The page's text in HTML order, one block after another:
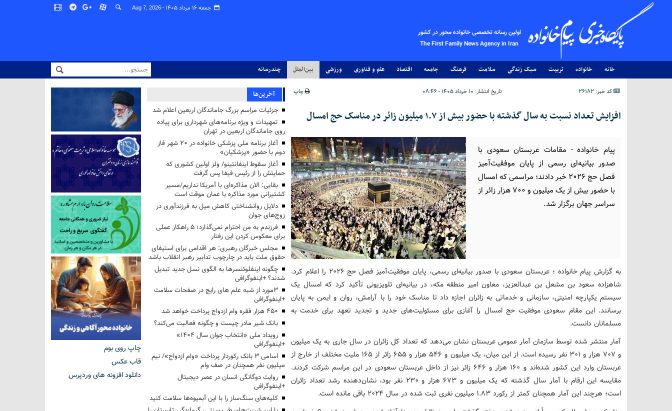
جمعه ۱۶ مرداد ۱۴۰۵ - Aug 7, 2026
اولین رسانه تخصصی خانواده محور در کشور
The First Family News Agency in Iran
خانه خانواده تربیت سبک زندگی سلامت فرهنگ جامعه اقتصاد علم و فناوری ورزشی بین‌الملل چندرسانه
کد خبر: 26182 تاریخ انتشار: ۱۰ خرداد ۱۴۰۵ - ۰۸:۴۶ چاپ
افزایش تعداد نسبت به سال گذشته با حضور بیش از ۱.۷ میلیون زائر در مناسک حج امسال
پیام خانواده - مقامات عربستان سعودی با
صدور بیانیه‌ای رسمی از پایان موفقیت‌آمیز
فصل حج ۲۰۲۶ خبر دادند؛ مراسمی که امسال
با حضور بیش از یک میلیون و ۷۰۰ هزار زائر از
سراسر جهان برگزار شد.
به گزارش پیام خانواده ؛ عربستان سعودی با صدور بیانیه‌ای رسمی، پایان موفقیت‌آمیز فصل حج ۲۰۲۶ را اعلام کرد.
شاهزاده سعود بن مشعل بن عبدالعزیز، معاون امیر منطقه مکه، در بیانیه‌ای تلویزیونی تأکید کرد که امسال یک
سیستم یکپارچه امنیتی، سازمانی و خدماتی به زائران اجازه داد تا مناسک خود را با آرامش، روان و ایمن به پایان
برسانند. این مقام سعودی موفقیت حج امسال را آغازی برای مسئولیت‌های جدید و تجدید تعهد برای خدمت به
مسلمانان دانست.
آمار منتشر شده توسط سازمان آمار عمومی عربستان نشان می‌دهد که تعداد کل زائران در سال جاری به یک میلیون
و ۷۰۷ هزار و ۳۰۱ نفر رسیده است. از این میان، یک میلیون و ۵۴۶ هزار و ۶۵۵ زائر از ۱۶۵ ملیت مختلف از خارج از
عربستان وارد این کشور شده‌اند و ۱۶۰ هزار و ۶۴۶ زائر نیز از داخل عربستان سعودی در این مراسم شرکت کردند.
مقایسه این ارقام با آمار سال گذشته که یک میلیون و ۶۷۳ هزار و ۲۳۰ نفر بود، نشان‌دهنده رشد تعداد زائران
است؛ هرچند این آمار همچنان کمتر از رکورد ۱.۸۳ میلیون نفری ثبت شده در سال ۲۰۲۴ باقی مانده است.
آخرین‌ها
جزئیات مراسم بزرگ جاماندگان اربعین اعلام شد
تمهیدات و ویژه برنامه‌های شهرداری برای پیاده
روی جاماندگان اربعین در تهران
آغاز برنامه ملی پزشکی خانواده در ۲۰ شهر فاز
دوم با حضور «پزشکیان»
آغاز سقوط اینفانتینو/ ولز اولین کشوری که
حمایتش را از رئیس فیفا پس گرفت
بقایی: الان مذاکره‌ای با آمریکا نداریم/مسیر
کشتیرانی مورد مذاکره با عمان موقت است
دلایل روانشناختی کاهش میل به فرزندآوری در
زوج‌های جوان
فرزندم به من احترام نمی‌گذارد؛ ۵ راهکار عملی
برای معکوس کردن این رفتار
مجلس خبرگان رهبری: هر اقدامی برای استیفای
حقوق ملت باید در چارچوب تدابیر رهبر انقلاب باشد
چگونه اینفلوئنسرها به الگوی نسل جدید تبدیل
شدند؟ +اینفوگرافی
3مورد از شبه علم های رایج در صفحات سلامت
+اینفوگرافی
۴۵۰ هزار فقره وام ازدواج پرداخت خواهد شد
بانک شیر مادر چیست و چگونه فعالیت می‌کند؟
رویداد ملی «انتخاب جوان سال ۱۴۰۴»
+اینفوگرافی
اسامی ۳ بانک رکوردار پرداخت «وام ازدواج»/ نیم
میلیون نفر همچنان در صف وام
روایت دوگانگی انسان در عصر دیجیتال
+اینفوگرافی
کلیه‌های سنگ‌ساز را با این آبمیوه‌ها سلامت کنید
چاپ روی بوم
قاب عکس
دانلود افزونه های وردپرس